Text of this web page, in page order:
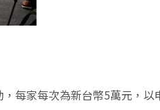
每家每次為新台幣5萬元，以